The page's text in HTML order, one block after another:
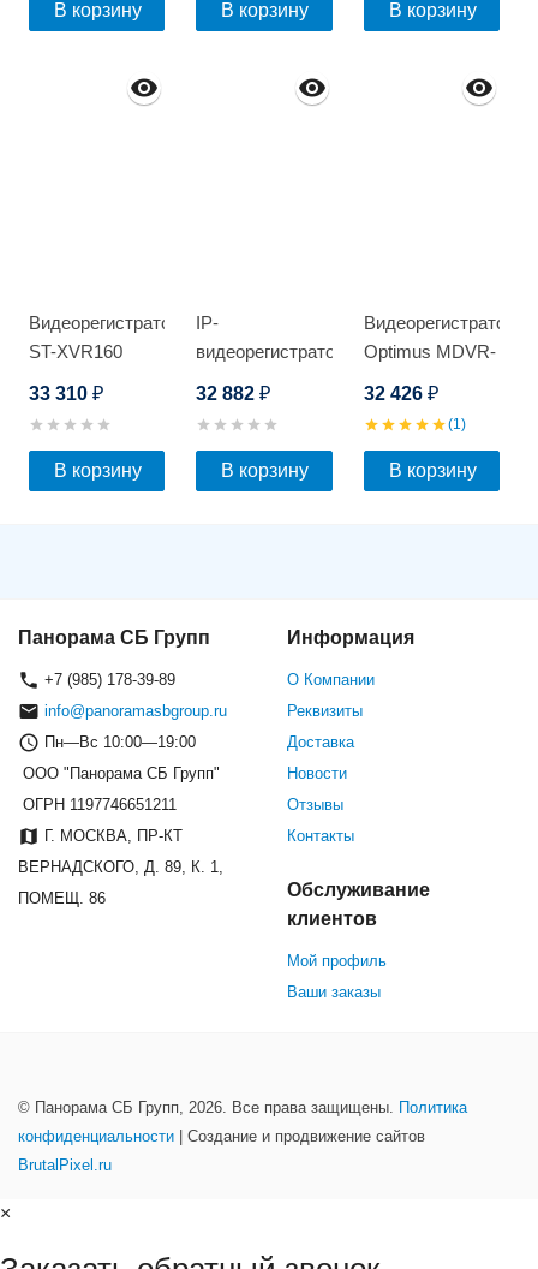
В корзину В корзину В корзину
Видеорегистратор
ST-XVR160
33 310 ₽
В корзину
IP-
видеорегистратор
32 882₽
В корзину
Видеорегистратор
Optimus MDVR-
32 426 ₽
(1)
В корзину
Панорама СБ Групп
+7 (985) 178-39-89
info@panoramasbgroup.ru
Пн—Вс 10:00—19:00
ООО "Панорама СБ Групп"
ОГРН 1197746651211
Г. МОСКВА, ПР-КТ
ВЕРНАДСКОГО, Д. 89, К. 1,
ПОМЕЩ. 86
Информация
О Компании
Реквизиты
Доставка
Новости
Отзывы
Контакты
Обслуживание
клиентов
Мой профиль
Ваши заказы
© Панорама СБ Групп, 2026. Все права защищены. Политика
конфиденциальности | Создание и продвижение сайтов
BrutalPixel.ru
×